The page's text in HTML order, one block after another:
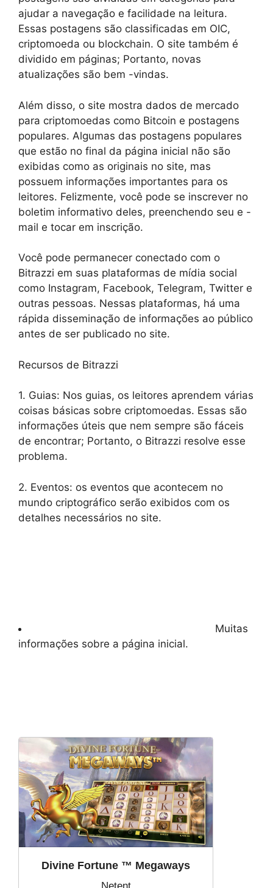
ajudar a navegação e facilidade na leitura.
Essas postagens são classificadas em OIC,
criptomoeda ou blockchain. O site também é
dividido em páginas; Portanto, novas
atualizações são bem -vindas.
Além disso, o site mostra dados de mercado
para criptomoedas como Bitcoin e postagens
populares. Algumas das postagens populares
que estão no final da página inicial não são
exibidas como as originais no site, mas
possuem informações importantes para os
leitores. Felizmente, você pode se inscrever no
boletim informativo deles, preenchendo seu e -
mail e tocar em inscrição.
Você pode permanecer conectado com o
Bitrazzi em suas plataformas de mídia social
como Instagram, Facebook, Telegram, Twitter e
outras pessoas. Nessas plataformas, há uma
rápida disseminação de informações ao público
antes de ser publicado no site.
Recursos de Bitrazzi
1. Guias: Nos guias, os leitores aprendem várias
coisas básicas sobre criptomoedas. Essas são
informações úteis que nem sempre são fáceis
de encontrar; Portanto, o Bitrazzi resolve esse
problema.
2. Eventos: os eventos que acontecem no
mundo criptográfico serão exibidos com os
detalhes necessários no site.
Muitas
informações sobre a página inicial.
Divine Fortune ™ Megaways
Netent